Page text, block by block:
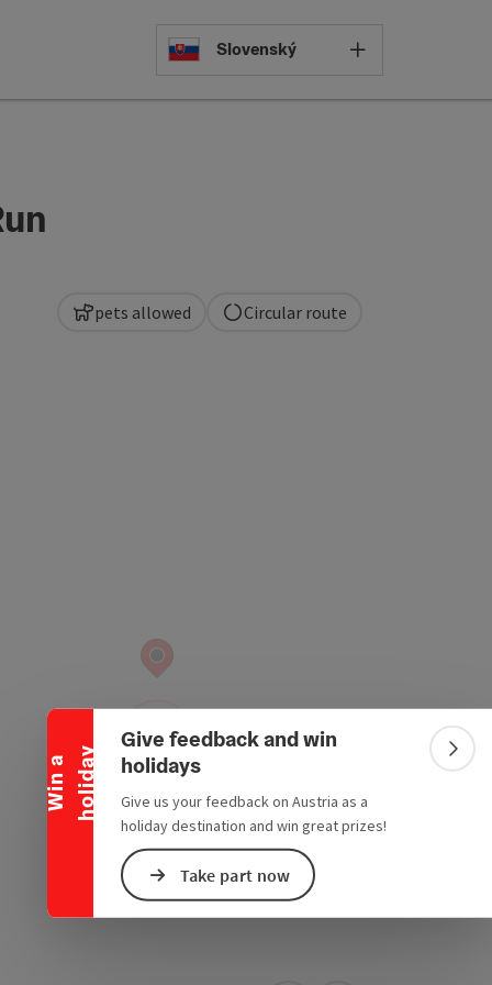
W
i
n
a
h
o
l
i
d
a y
Collapse banner
Give feedback and win
holidays
Give us your feedback on Austria as a
holiday destination and win great prizes!
Take part now
Select
Slovenský
pets allowed Circular route